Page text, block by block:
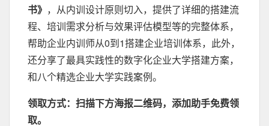
书》 ，从内训设计原则切入，提供了详细的搭建流
程、培训需求分析与效果评估模型等的完整体系，
帮助企业内训师从0到1搭建企业培训体系，此外，
还分享了最具实践性的数字化企业大学搭建方案，
和八个精选企业大学实践案例。
领取方式：扫描下方海报二维码，添加助手免费领
取。